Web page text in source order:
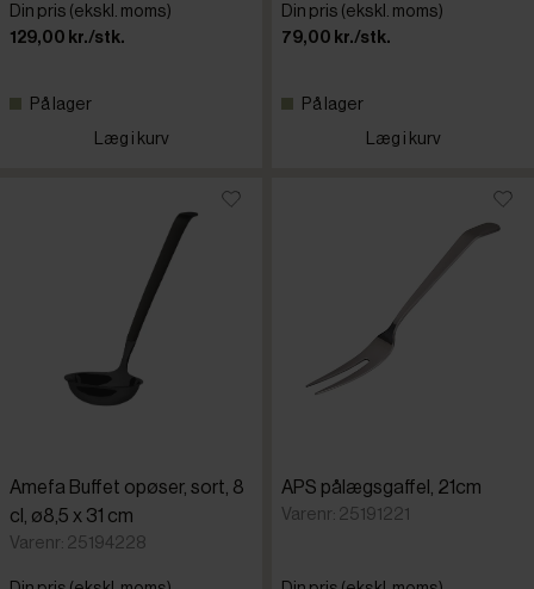
Din pris (ekskl. moms)
129,00 kr./stk.
På lager
Læg i kurv
Din pris (ekskl. moms)
79,00 kr./stk.
På lager
Læg i kurv
Amefa Buffet opøser, sort, 8
cl, ø8,5 x 31 cm
Varenr: 25194228
APS pålægsgaffel, 21cm
Varenr: 25191221